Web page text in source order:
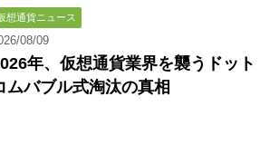
想通貨ニュース
08/09
年、仮想通貨業界を襲うドット
ムバブル式淘汰の真相